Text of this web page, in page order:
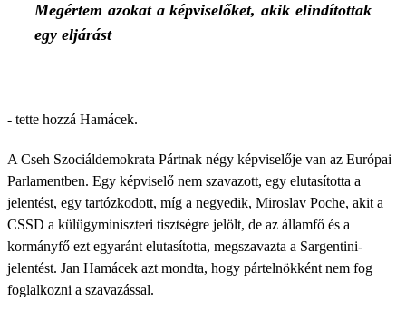
Megértem azokat a képviselőket, akik elindítottak
egy eljárást
- tette hozzá Hamácek.
A Cseh Szociáldemokrata Pártnak négy képviselője van az Európai
Parlamentben. Egy képviselő nem szavazott, egy elutasította a
jelentést, egy tartózkodott, míg a negyedik, Miroslav Poche, akit a
CSSD a külügyminiszteri tisztségre jelölt, de az államfő és a
kormányfő ezt egyaránt elutasította, megszavazta a Sargentini-
jelentést. Jan Hamácek azt mondta, hogy pártelnökként nem fog
foglalkozni a szavazással.